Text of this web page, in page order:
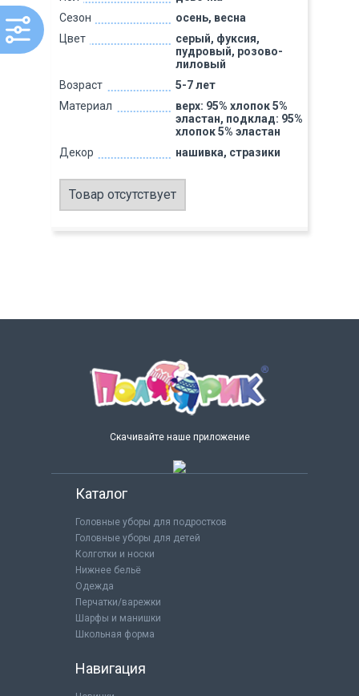
Сезон
осень, весна
Цвет
серый, фуксия,
пудровый, розово-
лиловый
Возраст
5-7 лет
Материал
верх: 95% хлопок 5%
эластан, подклад: 95%
хлопок 5% эластан
Декор
нашивка, стразики
Товар отсутствует
Скачивайте наше приложение
Каталог
Головные уборы для подростков
Головные уборы для детей
Колготки и носки
Нижнее бельё
Одежда
Перчатки/варежки
Шарфы и манишки
Школьная форма
Навигация